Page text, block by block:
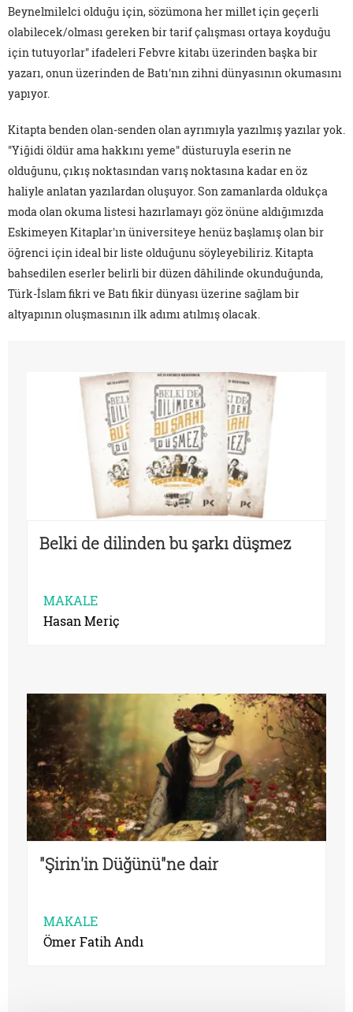
Beynelmilelci olduğu için, sözümona her millet için geçerli
olabilecek/olması gereken bir tarif çalışması ortaya koyduğu
için tutuyorlar" ifadeleri Febvre kitabı üzerinden başka bir
yazarı, onun üzerinden de Batı'nın zihni dünyasının okumasını
yapıyor.
Kitapta benden olan-senden olan ayrımıyla yazılmış yazılar yok.
"Yiğidi öldür ama hakkını yeme" düsturuyla eserin ne
olduğunu, çıkış noktasından varış noktasına kadar en öz
haliyle anlatan yazılardan oluşuyor. Son zamanlarda oldukça
moda olan okuma listesi hazırlamayı göz önüne aldığımızda
Eskimeyen Kitaplar'ın üniversiteye henüz başlamış olan bir
öğrenci için ideal bir liste olduğunu söyleyebiliriz. Kitapta
bahsedilen eserler belirli bir düzen dâhilinde okunduğunda,
Türk-İslam fikri ve Batı fikir dünyası üzerine sağlam bir
altyapının oluşmasının ilk adımı atılmış olacak.
Belki de dilinden bu şarkı düşmez
MAKALE
Hasan Meriç
"Şirin'in Düğünü"ne dair
MAKALE
Ömer Fatih Andı